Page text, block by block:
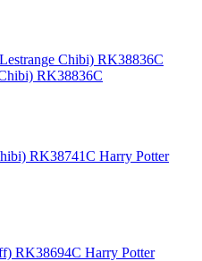
RK38836C
Harry Potter
Harry Potter